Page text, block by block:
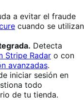
a evitar el fraude
cuando se utilizan
Detecta
Stripe Radar o con
avanzadas.
iniciar sesión en
todo
de tu tienda.